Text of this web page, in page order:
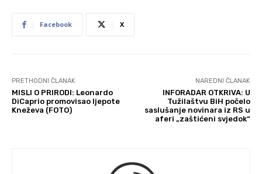
Facebook X
PRETHODNI ČLANAK
MISLI O PRIRODI: Leonardo
DiCaprio promovisao ljepote
Kneževa (FOTO)
NAREDNI ČLANAK
INFORADAR OTKRIVA: U
Tužilaštvu BiH počelo
saslušanje novinara iz RS u
aferi „zaštićeni svjedok“